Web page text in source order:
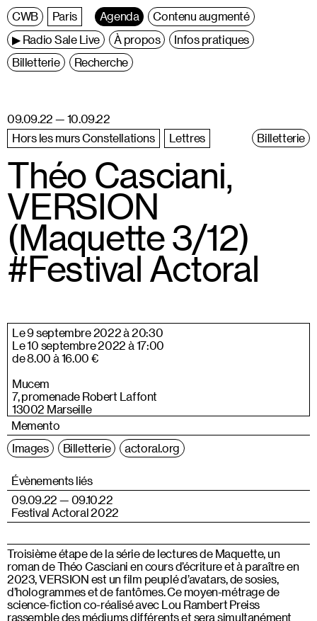
Centre
Wallonie
Bruxelles
Paris Agenda
Contenu augmenté
▶ Radio Sale Live
À propos
Infos pratiques
Billetterie
Recherche
09.09.22 — 10.09.22
Hors les murs Constellations
Lettres Billetterie
Théo Casciani,
VERSION
(Maquette 3/12)
#Festival Actoral
Le 9 septembre 2022 à 20:30
Le 10 septembre 2022 à 17:00
de 8.00 à 16.00 €
Mucem
7, promenade Robert Laffont
13002 Marseille
Memento
Images
Billetterie actoral.org
Évènements liés
09.09.22 — 09.10.22
Festival Actoral 2022
Troisième étape de la série de lectures de Maquette, un
roman de Théo Casciani en cours d’écriture et à paraître en
2023, VERSION est un film peuplé d’avatars, de sosies,
d’hologrammes et de fantômes. Ce moyen-métrage de
science-fiction co-réalisé avec Lou Rambert Preiss
rassemble des médiums différents et sera simultanément